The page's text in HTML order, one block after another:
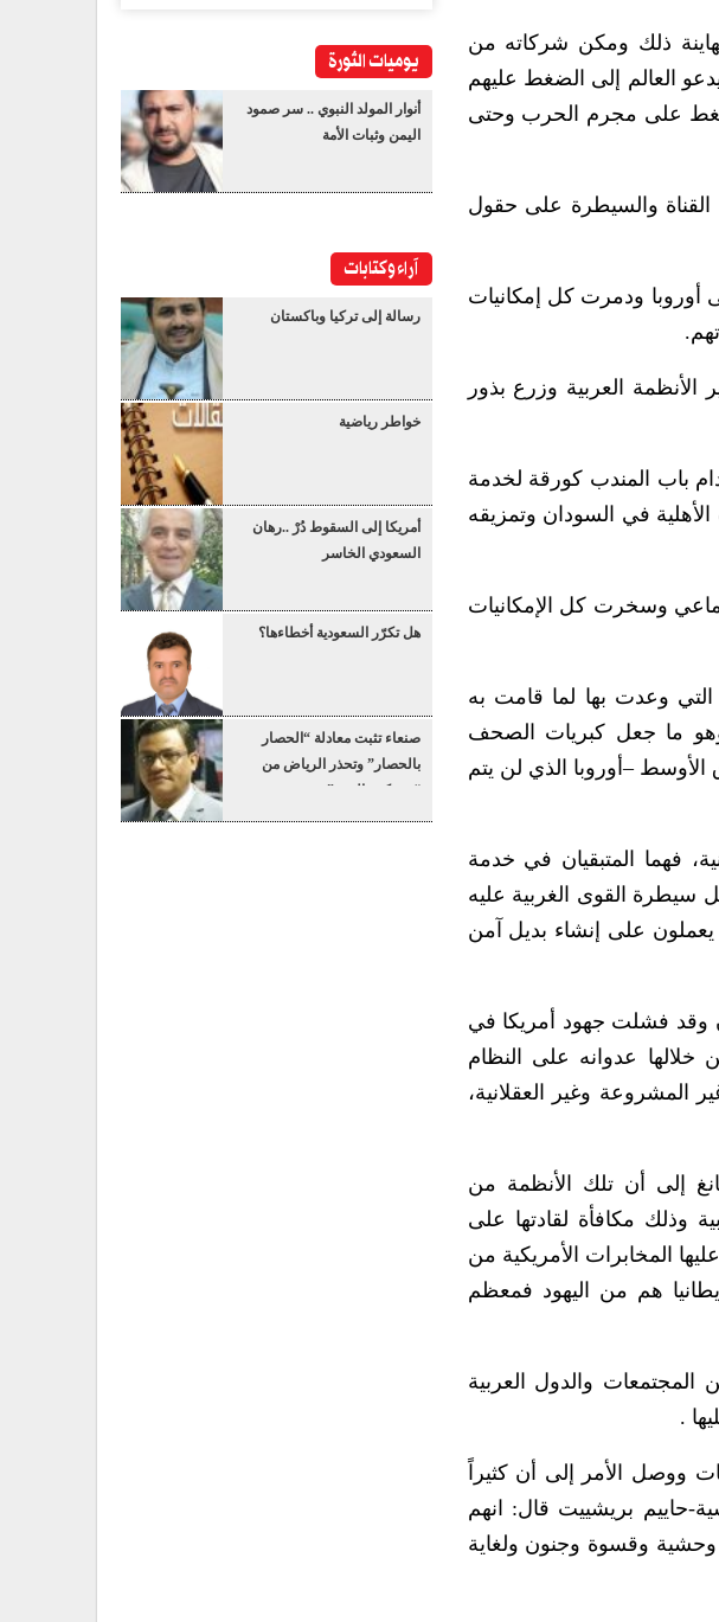
ذلك ومكن شركاته من
العالم إلى الضغط عليهم
على مجرم الحرب وحتى
القناة والسيطرة على حقول
أوروبا ودمرت كل إمكانيات
الأنظمة العربية وزرع بذور
باب المندب كورقة لخدمة
في السودان وتمزيقه
وسخرت كل الإمكانيات
وعدت بها لما قامت به
وهو ما جعل كبريات الصحف
الأوسط –أوروبا الذي لن يتم
فهما المتبقيان في خدمة
سيطرة القوى الغربية عليه
على إنشاء بديل آمن
وقد فشلت جهود أمريكا في
عدوانه على النظام
المشروعة وغير العقلانية،
إلى أن تلك الأنظمة من
وذلك مكافأة لقادتها على
المخابرات الأمريكية من
هم من اليهود فمعظم
المجتمعات والدول العربية
.
ووصل الأمر إلى أن كثيراً
حاييم بريشييت قال: انهم
وحشية وقسوة وجنون ولغاية
يوميات الثورة
أنوار المولد النبوي .. سر صمود
اليمن وثبات الأمة
آراء وكتابات
رسالة إلى تركيا وباكستان
خواطر رياضية
أمريكا إلى السقوط دُرْ ..رهان
السعودي الخاسر
هل تكرّر السعودية أخطاءها؟
صنعاء تثبت معادلة “الحصار
بالحصار” وتحذر الرياض من
“عسكرة البحر”